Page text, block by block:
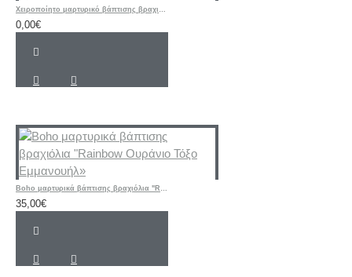
0,00€
35,00€